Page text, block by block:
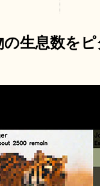
生息数を